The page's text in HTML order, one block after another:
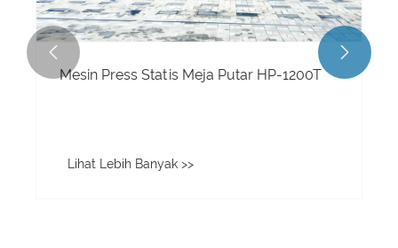
Undangan Grup QGM ke PHIL
CONSTRUCT MANILA 2023
 